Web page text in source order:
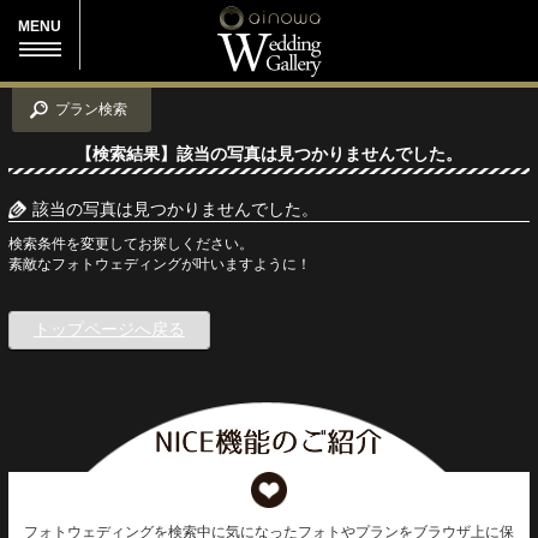
MENU
プラン検索
【検索結果】該当の写真は見つかりませんでした。
該当の写真は見つかりませんでした。
検索条件を変更してお探しください。
素敵なフォトウェディングが叶いますように！
トップページへ戻る
フォトウェディングを検索中に気になったフォトやプランをブラウザ上に保